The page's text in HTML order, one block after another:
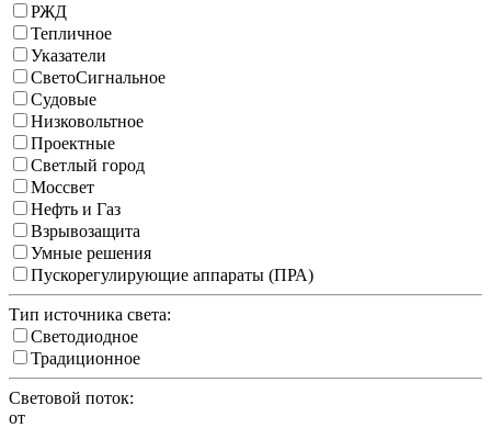
РЖД
Тепличное
Указатели
СветоСигнальное
Судовые
Низковольтное
Проектные
Светлый город
Моссвет
Нефть и Газ
Взрывозащита
Умные решения
Пускорегулирующие аппараты (ПРА)
Тип источника света:
Светодиодное
Традиционное
Световой поток:
от